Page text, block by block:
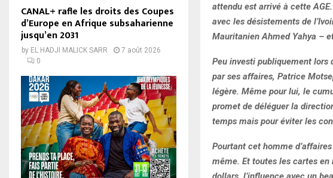
attendu est arrivé à cette
avec les désistements de
Mauritanien Ahmed Yahya –
Peu investi publiquement lors
par ses affaires, Patrice
légère. Même pour lui, le
promet de déléguer la
temps mais pour éviter les
Pourtant cet homme
même. Et toutes les cartes
CANAL+ rafle les droits des Coupes
d’Europe en Afrique subsaharienne
jusqu’en 2031
by EL HADJI MALICK SARR
7 août 2026
0